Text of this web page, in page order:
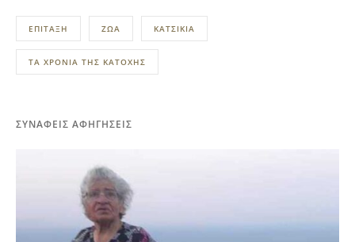
ΕΠΙΤΑΞΗ ΖΩΑ ΚΑΤΣΙΚΙΑ
ΤΑ ΧΡΟΝΙΑ ΤΗΣ ΚΑΤΟΧΗΣ
ΣΥΝΑΦΕΊΣ ΑΦΗΓΉΣΕΙΣ